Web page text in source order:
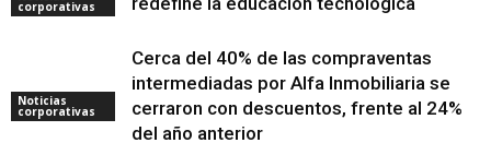
corporativas
Noticias
corporativas
Cerca del 40% de las compraventas
intermediadas por Alfa Inmobiliaria se
cerraron con descuentos, frente al 24%
del año anterior